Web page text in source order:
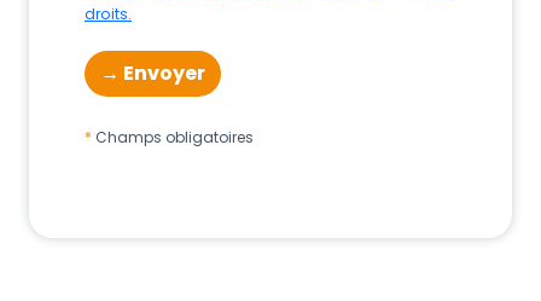
droits.
Champs obligatoires